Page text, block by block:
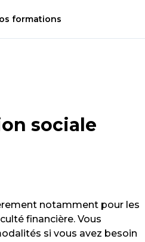
formations
sociale
notamment pour les
financière. Vous
si vous avez besoin